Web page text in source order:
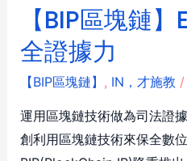
【BIP區塊鏈
全證據力
【BIP區塊鏈】 , IN，才施教 /
運用區塊鏈技術做為司法證
創利用區塊鏈技術來保全數